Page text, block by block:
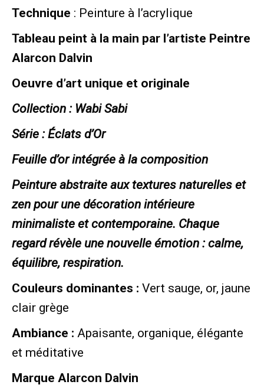
Technique : Peinture à l’acrylique
Tableau peint à la main par l’artiste Peintre
Alarcon Dalvin
Oeuvre d’art unique et originale
Collection : Wabi Sabi
Série : Éclats d’Or
Feuille d’or intégrée à la composition
Peinture abstraite aux textures naturelles et
zen pour une décoration intérieure
minimaliste et contemporaine. Chaque
regard révèle une nouvelle émotion : calme,
équilibre, respiration.
Couleurs dominantes : Vert sauge, or, jaune
clair grège
Ambiance : Apaisante, organique, élégante
et méditative
Marque Alarcon Dalvin